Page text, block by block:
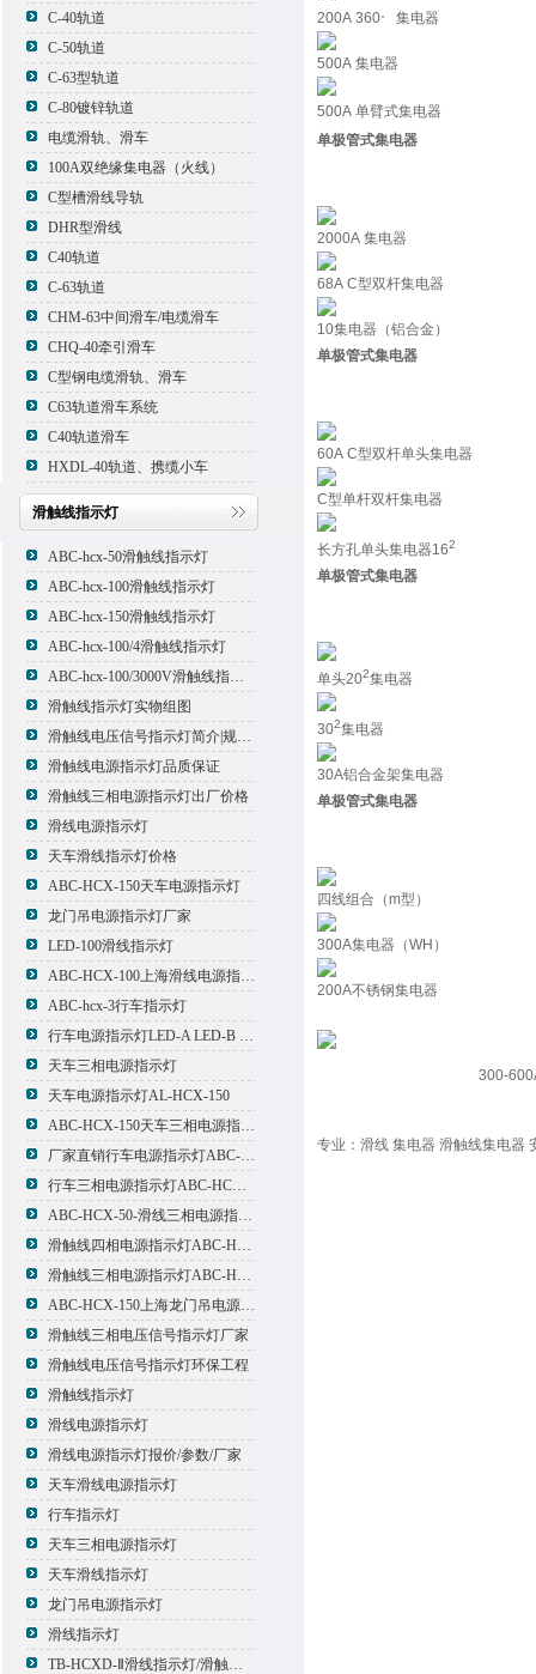
C-40轨道
C-50轨道
C-63型轨道
C-80镀锌轨道
电缆滑轨、滑车
100A双绝缘集电器（火线）
C型槽滑线导轨
DHR型滑线
C40轨道
C-63轨道
CHM-63中间滑车/电缆滑车
CHQ-40牵引滑车
C型钢电缆滑轨、滑车
C63轨道滑车系统
C40轨道滑车
HXDL-40轨道、携缆小车
滑触线指示灯
ABC-hcx-50滑触线指示灯
ABC-hcx-100滑触线指示灯
ABC-hcx-150滑触线指示灯
ABC-hcx-100/4滑触线指示灯
ABC-hcx-100/3000V滑触线指示灯
滑触线指示灯实物组图
滑触线电压信号指示灯简介|规格|型号
滑触线电源指示灯品质保证
滑触线三相电源指示灯出厂价格
滑线电源指示灯
天车滑线指示灯价格
ABC-HCX-150天车电源指示灯
龙门吊电源指示灯厂家
LED-100滑线指示灯
ABC-HCX-100上海滑线电源指示灯厂家
ABC-hcx-3行车指示灯
行车电源指示灯LED-A LED-B LED-C
天车三相电源指示灯
天车电源指示灯AL-HCX-150
ABC-HCX-150天车三相电源指示灯出厂价格
厂家直销行车电源指示灯ABC-HCX-150
行车三相电源指示灯ABC-HCX-150
ABC-HCX-50-滑线三相电源指示灯厂家
滑触线四相电源指示灯ABC-HCX-100/4
滑触线三相电源指示灯ABC-HCX-100
ABC-HCX-150上海龙门吊电源指示灯
滑触线三相电压信号指示灯厂家
滑触线电压信号指示灯环保工程
滑触线指示灯
滑线电源指示灯
滑线电源指示灯报价/参数/厂家
天车滑线电源指示灯
行车指示灯
天车三相电源指示灯
天车滑线指示灯
龙门吊电源指示灯
滑线指示灯
TB-HCXD-Ⅱ滑线指示灯/滑触线指示灯
200A 360 集电器
500A 集电器
500A 单臂式集电器
单极管式集电器
2000A 集电器
68A C型双杆集电器
10集电器（铝合金）
单极管式集电器
60A C型双杆单头集电器
C型单杆双杆集电器
长方孔单头集电器162
单极管式集电器
单头202集电器
302集电器
30A铝合金架集电器
单极管式集电器
四线组合（m型）
300A集电器（WH）
200A不锈钢集电器
300-
专业：滑线 集电器 滑触线集电器